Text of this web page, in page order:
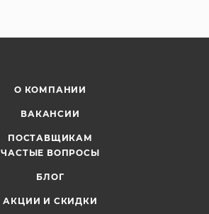
О КОМПАНИИ
ВАКАНСИИ
ПОСТАВЩИКАМ
ЧАСТЫЕ ВОПРОСЫ
БЛОГ
АКЦИИ И СКИДКИ